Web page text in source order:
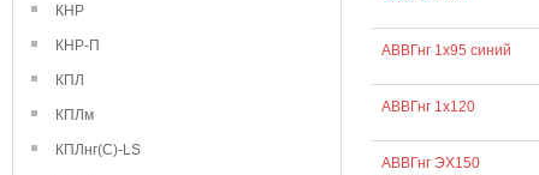
КНР
КНР-П
КПЛ
КПЛм
КПЛнг(С)-LS
АВВГнг 1х95 синий
АВВГнг 1х120
АВВГнг ЭХ150